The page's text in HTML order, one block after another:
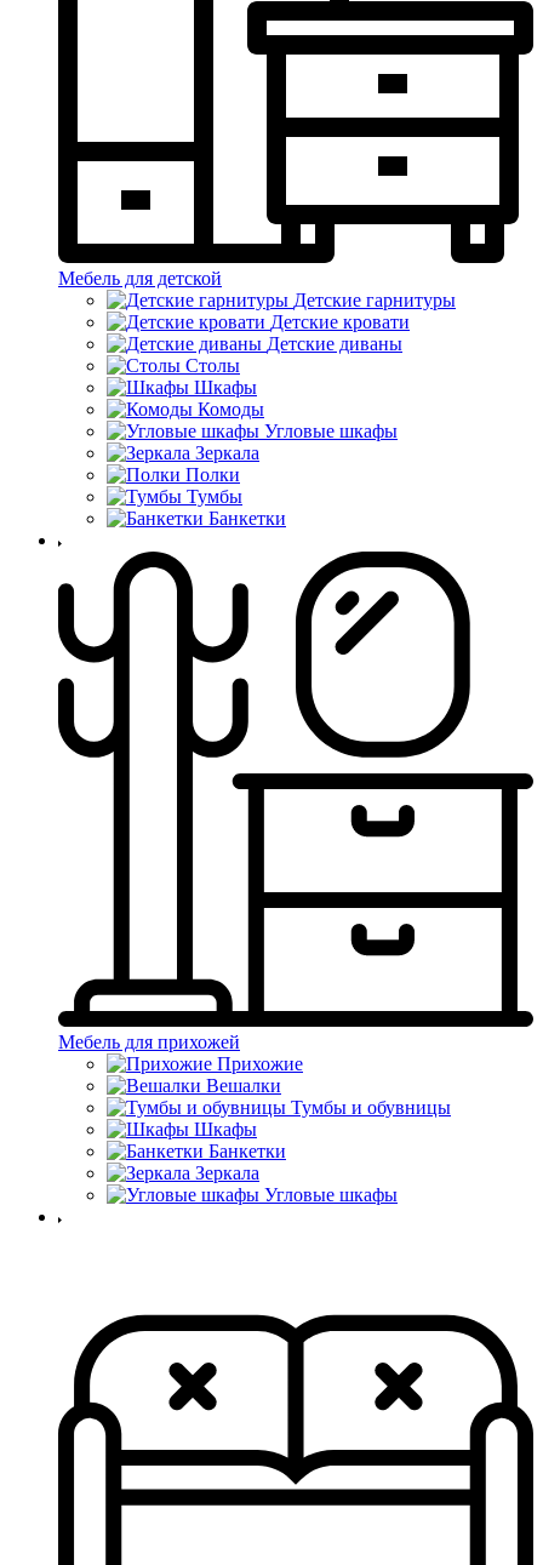
Мебель для детской
Детские гарнитуры
Детские кровати
Детские диваны
Столы
Шкафы
Комоды
Угловые шкафы
Зеркала
Полки
Тумбы
Банкетки
Мебель для прихожей
Прихожие
Вешалки
Тумбы и обувницы
Шкафы
Банкетки
Зеркала
Угловые шкафы